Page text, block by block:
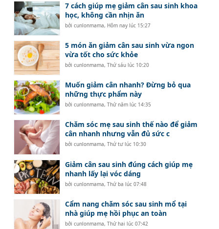
7 cách giúp mẹ giảm cân sau sinh khoa
học, không cần nhịn ăn
bởicunlonmama, Hôm nay lúc 15:27
5 món ăn giảm cân sau sinh vừa ngon
vừa tốt cho sức khỏe
bởicunlonmama,Thứ sáu lúc 10:20
Muốn giảm cân nhanh? Đừng bỏ qua
những thực phẩm này
bởicunlonmama,Thứ năm lúc 14:35
Chăm sóc mẹ sau sinh thế nào để giảm
cân nhanh nhưng vẫn đủ sức c
bởicunlonmama,Thứ tư lúc 10:30
Giảm cân sau sinh đúng cách giúp mẹ
nhanh lấy lại vóc dáng
bởicunlonmama,Thứ ba lúc 07:48
Cẩm nang chăm sóc sau sinh mổ tại
nhà giúp mẹ hồi phục an toàn
bởicunlonmama,Thứ hai lúc 07:42